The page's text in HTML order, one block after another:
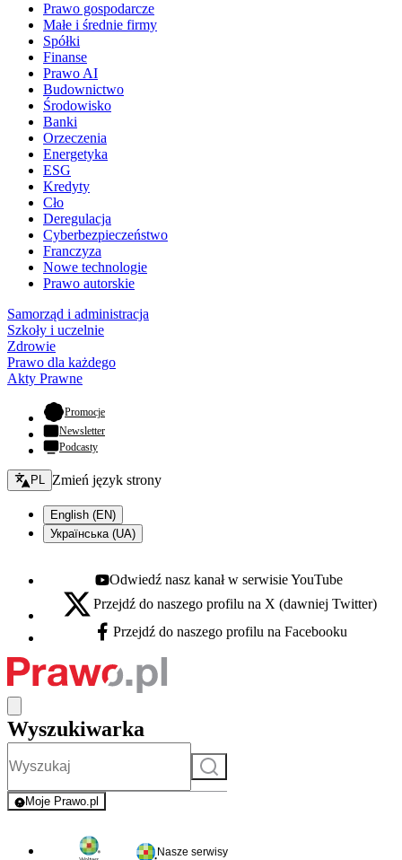
Prawo gospodarcze
Małe i średnie firmy
Spółki
Finanse
Prawo AI
Budownictwo
Środowisko
Banki
Orzeczenia
Energetyka
ESG
Kredyty
Cło
Deregulacja
Cyberbezpieczeństwo
Franczyza
Nowe technologie
Prawo autorskie
Samorząd i administracja
Szkoły i uczelnie
Zdrowie
Prawo dla każdego
Akty Prawne
Promocje- otwiera się w nowej karcie
Newsletter
Podcasty
Zmień język - bieżący:
PL Zmień język strony
English (EN)
Українська (UA)
Youtube - otwiera się w nowej karcie
Odwiedź nasz kanał w serwisie YouTube
X - otwiera się w nowej karcie
Przejdź do naszego profilu na X (dawniej Twitter)
Facebook - otwiera się w nowej karcie
Przejdź do naszego profilu na Facebooku
Wyszukiwarka
Szukaj
Moje Prawo.pl
- rejestracja i logowanie do serwisu
Nasze serwisy